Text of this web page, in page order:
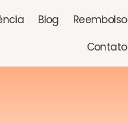
Blog
Reembolso
Contato